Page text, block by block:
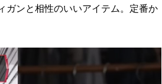
ガンと相性のいいアイテム。定番か